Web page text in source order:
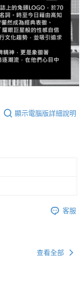
顯示電腦版詳細說明
客服
查看全部